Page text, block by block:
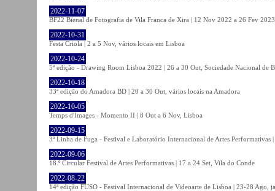
2022-11-07
BF22 Bienal de Fotografia de Vila Franca de Xira | 12 Nov 2022 a 26 Fev
2022-10-31
Festa Criola | 2 a 5 Nov, vários locais em Lisboa
2022-10-24
5ª edição - Drawing Room Lisboa 2022 | 26 a 30 Out, Sociedade Nacional de
2022-10-18
33ª edição do Amadora BD | 20 a 30 Out, vários locais na Amadora
2022-10-05
Temps d'Images - Momento II | 8 Out a 6 Nov, Lisboa
2022-09-15
3º Linha de Fuga - Festival e Laboratório Internacional de Artes Performativas
2022-09-06
18.º Circular Festival de Artes Performativas | 17 a 24 Set, Vila do Conde
2022-08-22
14ª edição FUSO - Festival Internacional de Videoarte de Lisboa | 23-28 Ago,